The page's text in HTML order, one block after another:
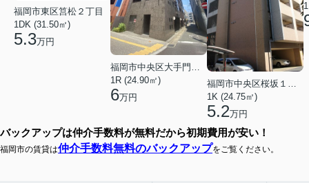
福岡市東区筥松２丁目
1DK (31.50㎡)
5.3万円
福岡市中央区大手門３丁目
1R (24.90㎡)
6万円
1K (24.75㎡)
5.2万円
バックアップは仲介手数料が無料だから初期費用が安い！
福岡市の賃貸は仲介手数料無料のバックアップをご覧ください。